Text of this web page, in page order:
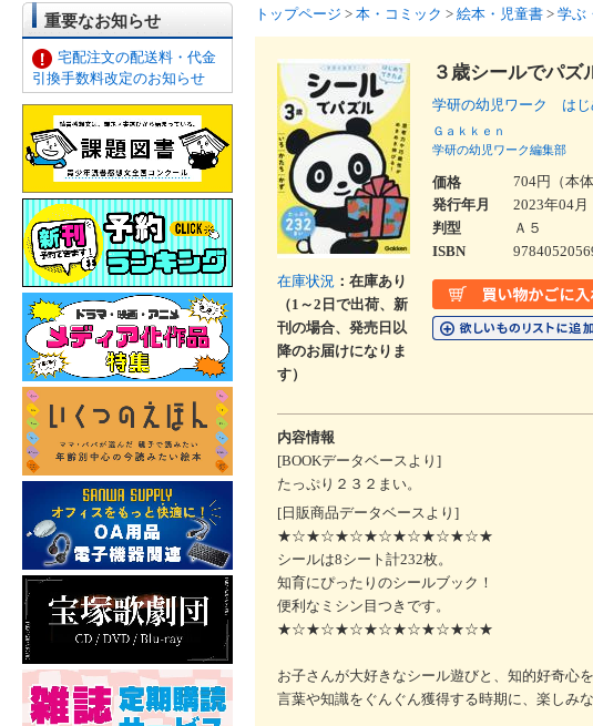
重要なお知らせ
宅配注文の配送料・代金
引換手数料改定のお知らせ
トップページ > 本・コミック > 絵本・児童書 > 学ぶ
在庫状況 ：在庫あり
（1～2日で出荷、新
刊の場合、発売日以
降のお届けになりま
す）
３歳シールでパ
学研の幼児ワーク は
Ｇａｋｋｅｎ
学研の幼児ワーク編集部
価格
704円（本
発行年月
2023年04月
判型
Ａ５
ISBN
内容情報
[BOOKデータベースより]
たっぷり２３２まい。
[日販商品データベースより]
★☆★☆★☆★☆★☆★☆★☆★
シールは8シート計232枚。
知育にぴったりのシールブック！
便利なミシン目つきです。
★☆★☆★☆★☆★☆★☆★☆★
お子さんが大好きなシール遊びと、知的好奇心
言葉や知識をぐんぐん獲得する時期に、楽しみ